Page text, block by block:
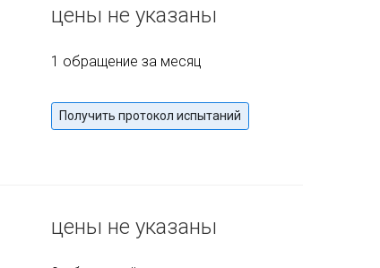
цены не указаны
1 обращение за месяц
Получить протокол испытаний
цены не указаны